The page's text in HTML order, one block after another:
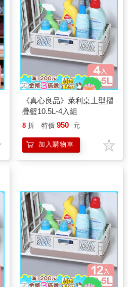
《真心良品》萊利桌上型摺
疊籃10.5L-4入組
8 折 特價 950 元
加入購物車